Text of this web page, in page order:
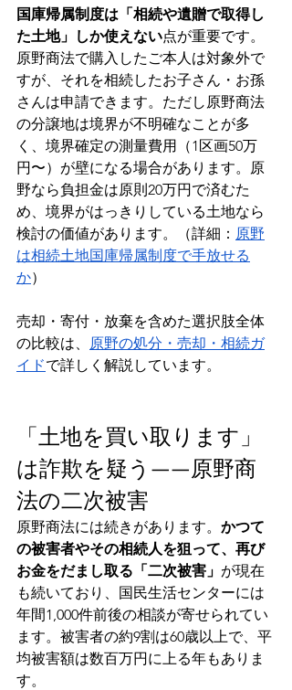
国庫帰属制度は「相続や遺贈で取得し
た土地」しか使えない点が重要です。
原野商法で購入したご本人は対象外で
すが、それを相続したお子さん・お孫
さんは申請できます。ただし原野商法
の分譲地は境界が不明確なことが多
く、境界確定の測量費用（1区画50万
円〜）が壁になる場合があります。原
野なら負担金は原則20万円で済むた
め、境界がはっきりしている土地なら
検討の価値があります。（詳細： 原野
は相続土地国庫帰属制度で手放せる
か）
売却・寄付・放棄を含めた選択肢全体
の比較は、 原野の処分・売却・相続ガ
イドで詳しく解説しています。
「土地を買い取ります」
は詐欺を疑う——原野商
法の二次被害
原野商法には続きがあります。 かつて
の被害者やその相続人を狙って、再び
お金をだまし取る「二次被害」 が現在
も続いており、国民生活センターには
年間1,000件前後の相談が寄せられてい
ます。被害者の約9割は60歳以上で、平
均被害額は数百万円に上る年もありま
す。